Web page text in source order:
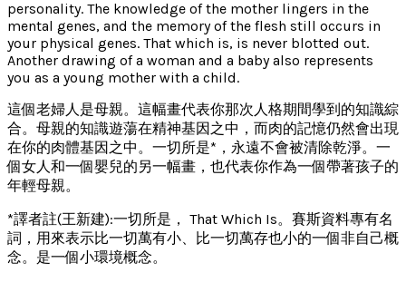
personality. The knowledge of the mother lingers in the
mental genes, and the memory of the flesh still occurs in
your physical genes. That which is, is never blotted out.
Another drawing of a woman and a baby also represents
you as a young mother with a child.
這個老婦人是母親。這幅畫代表你那次人格期間學到的知識綜
合。母親的知識遊蕩在精神基因之中，而肉的記憶仍然會出現
在你的肉體基因之中。一切所是*，永遠不會被清除乾淨。一
個女人和一個嬰兒的另一幅畫，也代表你作為一個帶著孩子的
年輕母親。
*譯者註(王新建):一切所是， That Which Is。賽斯資料專有名
詞，用來表示比一切萬有小、比一切萬存也小的一個非自己概
念。是一個小環境概念。